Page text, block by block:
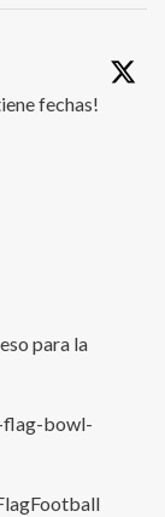
fechas!
para la
flag-bowl-